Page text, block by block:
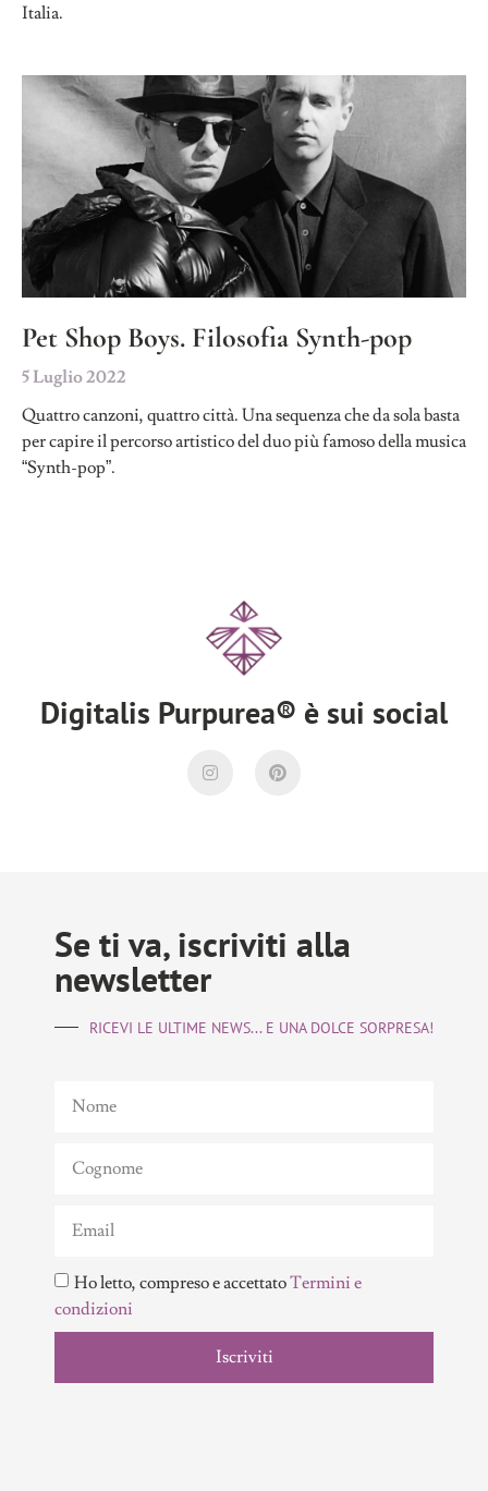
Italia.
Pet Shop Boys. Filosofia Synth-pop
5 Luglio 2022
Quattro canzoni, quattro città. Una sequenza che da sola basta
per capire il percorso artistico del duo più famoso della musica
“Synth-pop”.
Digitalis Purpurea® è sui social
Se ti va, iscriviti alla
newsletter
RICEVI LE ULTIME NEWS... E UNA DOLCE SORPRESA!
Ho letto, compreso e accettatoTermini e
condizioni
Iscriviti